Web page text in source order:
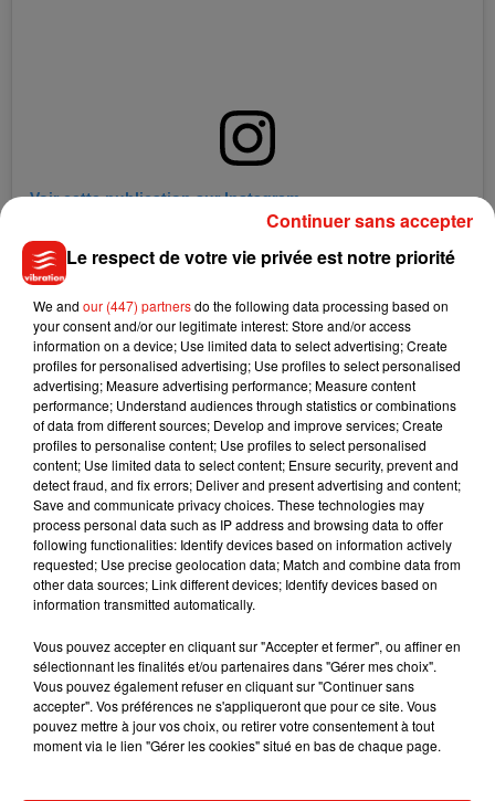
Voir cette publication sur Instagram
LDW but make it match �xÈxÈ‍'�️�xÈ #smalltalkvideo link
in bio
Katy Perry attend-t-elle un bébé ?
Le 14 février dernier, Katy Perry a eu une belle surprise pour
la Saint-Valentin. Son compagnon, l’acteur Orlando Bloom,
l’a demandé en mariage avec une magnifique bague en
diamant estimée à cinq millions de dollars. Pour autant, cela
ne veut pas dire que la star est déjà enceinte. Si la rumeur
persiste depuis plusieurs années déjà, l'Américaine a dû la
démentir plusieurs fois en expliquant notamment
Hollyscoopqu'elle aimait"aller chez In-N-Out Burger et
Taco Bell"pour justifier son petit ventre.
l'alcool, alors ce n'est pas pour tout de suite",avait-elle alors
déclaré. Plus récemment, lors dufestivalJazz et Héritage
la Nouvelle-Orléans, la chanteuse s’est touchée le ventre en
déclarant : "J’aime manger"pour expliquer que son ventre
arrondi n'était pas celui d'une femme enceinte. En somme,
Le respect de votre vie privée est notre priorité
We and our (447) partnersdo the following data processing based on
your consent and/or our legitimate interest: Store and/or access
information on a device; Use limited data to select advertising; Create
profiles for personalised advertising; Use profiles to select personalised
advertising; Measure advertising performance; Measure content
performance; Understand audiences through statistics or combinations
of data from different sources; Develop and improve services; Create
profiles to personalise content; Use profiles to select personalised
content; Use limited data to select content; Ensure security, prevent and
detect fraud, and fix errors; Deliver and present advertising and content;
Save and communicate privacy choices. These technologies may
process personal data such as IP address and browsing data to offer
following functionalities: Identify devices based on information actively
requested; Use precise geolocation data; Match and combine data from
other data sources; Link different devices; Identify devices based on
information transmitted automatically.
Vous pouvez accepter en cliquant sur "Accepter et fermer", ou affiner en
sélectionnant les finalités et/ou partenaires dans "Gérer mes choix".
Vous pouvez également refuser en cliquant sur "Continuer sans
accepter". Vos préférences ne s'appliqueront que pour ce site. Vous
pouvez mettre à jour vos choix, ou retirer votre consentement à tout
moment via le lien "Gérer les cookies" situé en bas de chaque page.
Continuer sans accepter